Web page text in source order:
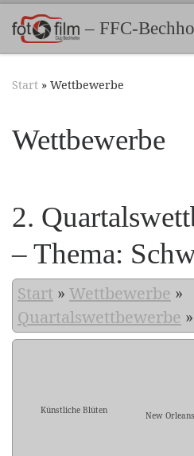
Zum Inhalt springen
– FFC-
Start » Wettbewerbe
Wettbewerbe
2.
– Thema:
Start » Wettbewerbe »
Quartalswettbewerbe »
Künstliche Blüten New Orleans